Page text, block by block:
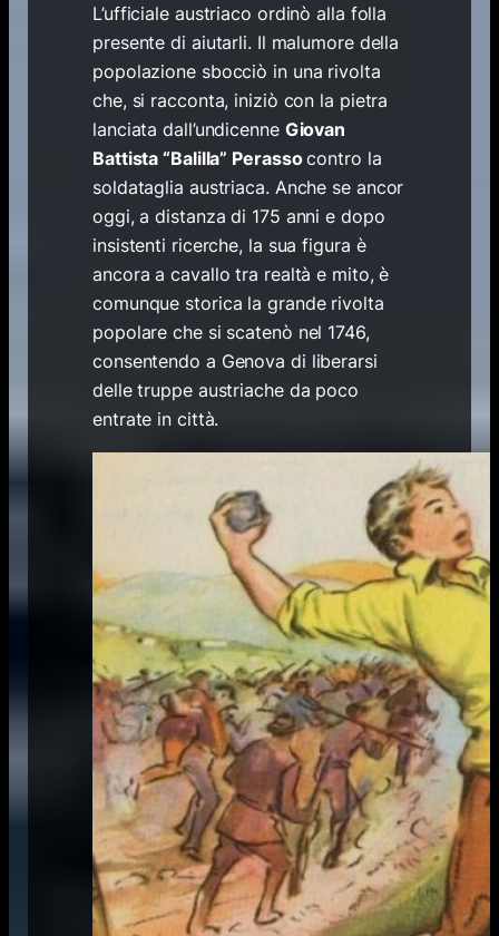
L’ufficiale austriaco ordinò alla folla
presente di aiutarli. Il malumore della
popolazione sbocciò in una rivolta
che, si racconta, iniziò con la pietra
lanciata dall’undicenne Giovan
Battista “Balilla” Perassocontro la
soldataglia austriaca. Anche se ancor
oggi, a distanza di 175 anni e dopo
insistenti ricerche, la sua figura è
ancora a cavallo tra realtà e mito, è
comunque storica la grande rivolta
popolare che si scatenò nel 1746,
consentendo a Genova di liberarsi
delle truppe austriache da poco
entrate in città.